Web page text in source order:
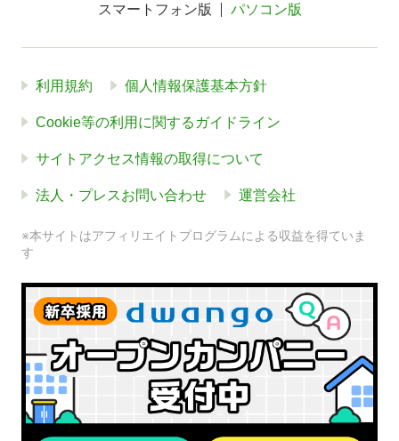
スマートフォン版 パソコン版
利用規約 個人情報保護基本方針
Cookie等の利用に関するガイドライン
サイトアクセス情報の取得について
法人・プレスお問い合わせ 運営会社
※本サイトはアフィリエイトプログラムによる収益を得ていま
す